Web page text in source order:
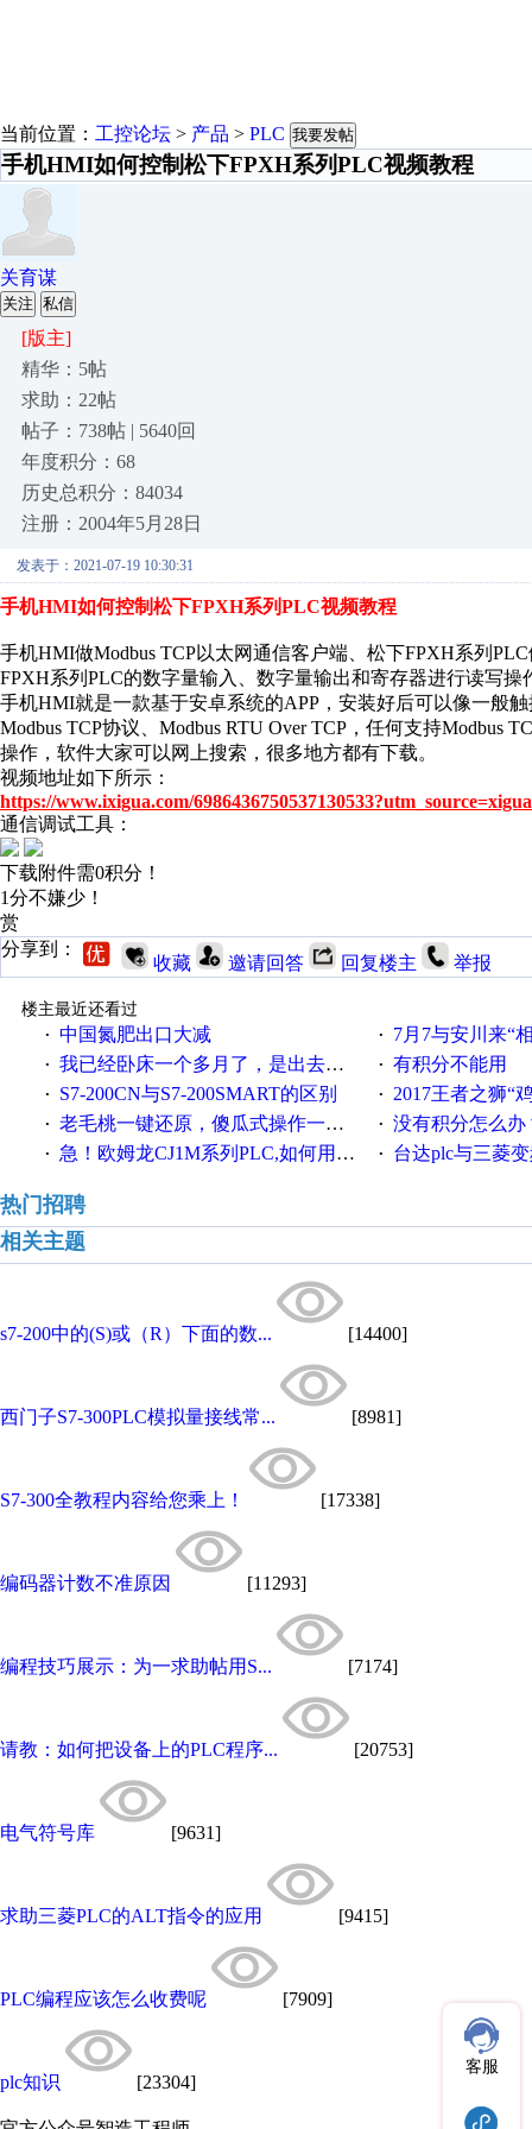
当前位置： 工控论坛 > 产品 > PLC 我要发帖
手机HMI如何控制松下FPXH系列PLC视频教程
关育谋
关注 私信
[版主]
精华：5帖
求助：22帖
帖子：738帖 | 5640回
年度积分：68
历史总积分：84034
注册：2004年5月28日
发表于：2021-07-19 10:30:31
手机HMI如何控制松下FPXH系列PLC视频教程
手机HMI做Modbus TCP以太网通信客户端、松下FPXH系列
FPXH系列PLC的数字量输入、数字量输出和寄存器进行读写操
手机HMI就是一款基于安卓系统的APP，安装好后可以像一般
Modbus TCP协议、Modbus RTU Over TCP，任何支持Modbus
操作，软件大家可以网上搜索，很多地方都有下载。
视频地址如下所示：
https://www.ixigua.com/
通信调试工具：
下载附件需0积分！
1分不嫌少！
赏
分享到：
收藏 邀请回答 回复楼主 举报
楼主最近还看过
· 中国氮肥出口大减 · 7月7与安川来“
· 我已经卧床一个多月了，是出去安装机械手在高速遭遇车祸所致:大家工作都要特别注意啊 · 有积分不能用
· S7-200CN与S7-200SMART的区别 · 2017王者之狮“鸡”情签到
· 老毛桃一键还原，傻瓜式操作一键轻松备份还原；程序为向导式安装，一键即可实现自动备份或还原系统。 · 没有积分怎么办
· 急！欧姆龙CJ1M系列PLC,如何用时间控制变频器。要求时间在组态王中可以自由输入！拜托各位大神了！ · 台达plc与三菱
热门招聘
相关主题
s7-200中的(S)或（R）下面的数... [14400]
西门子S7-300PLC模拟量接线常... [8981]
S7-300全教程内容给您乘上！ [17338]
编码器计数不准原因 [11293]
编程技巧展示：为一求助帖用S... [7174]
请教：如何把设备上的PLC程序... [20753]
电气符号库 [9631]
求助三菱PLC的ALT指令的应用 [9415]
PLC编程应该怎么收费呢 [7909]
plc知识 [23304]
客服